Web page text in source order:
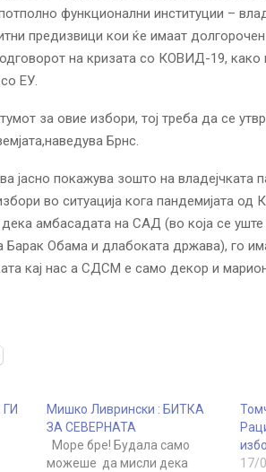
функционални институции –
предизвици кои ќе имаат
одговорот на кризата со КОВИД-19, како
ЕУ.
за овие избори, тој треба да се
Брнс.
јасно покажува зошто на владејчката
во ситуација кога пандемијата од
амбасадата на САД (во која се
Барак Обама и длабоката држава), го
кај нас а СДСМ е само декор и
Мишко Ливрински : БИТКА
ЗА СЕВЕРНАТА
Море бре! Будала само
можеше да мисли дека
17/